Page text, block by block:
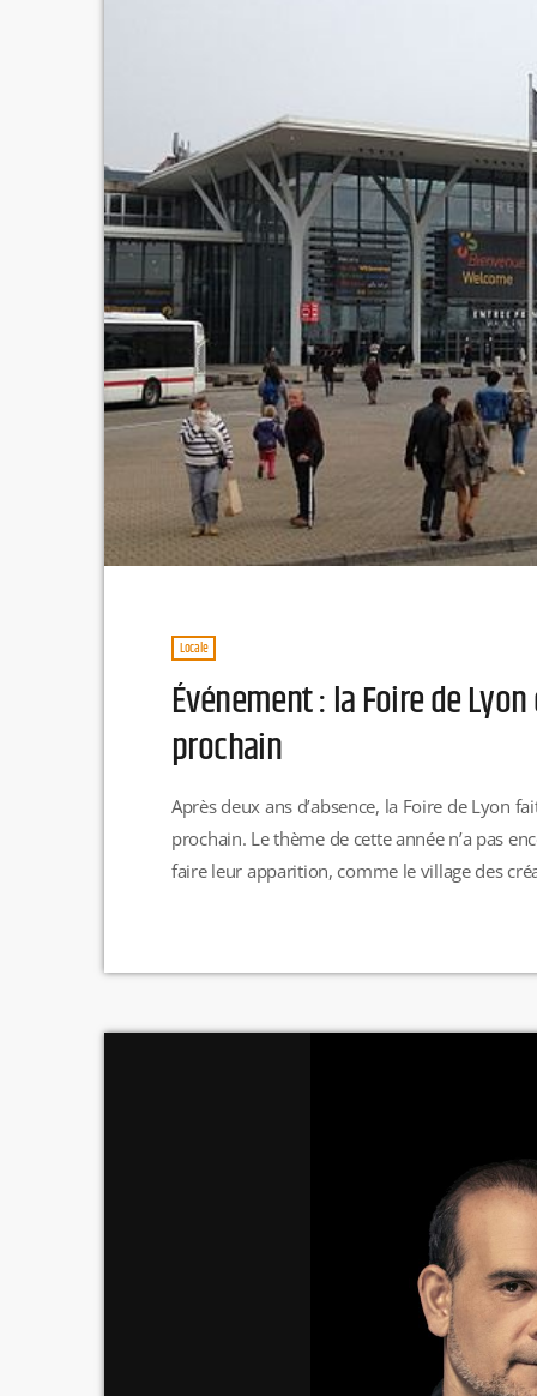
Locale
Événement : la Foire de
prochain
Après deux ans d’absence, la Foire de Lyon
prochain. Le thème de cette année n’a pas
faire leur apparition, comme le village des